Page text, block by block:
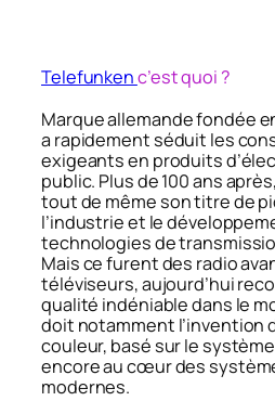
Telefunkenc’est quoi ?
Marque allemande fondée en
a rapidement séduit les
exigeants en produits
public. Plus de 100 ans
tout de même son titre de
l’industrie et le
technologies de
Mais ce furent des radio
téléviseurs, aujourd’hui
qualité indéniable dans le
doit notamment l’invention
couleur, basé sur le système
encore au cœur des
modernes.